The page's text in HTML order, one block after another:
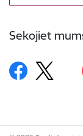
Sekojiet